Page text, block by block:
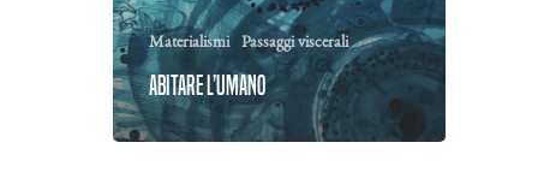
Materialismi Passaggi viscerali
Abitare l’umano